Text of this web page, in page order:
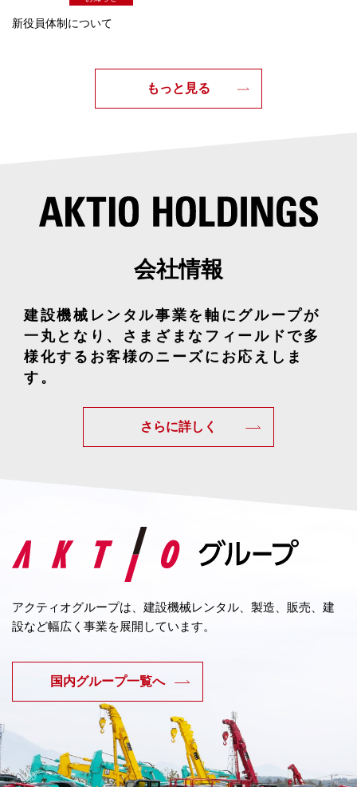
新役員体制について
もっと見る
会社情報
建設機械レンタル事業を軸に グループが
一丸となり、さまざまなフィールドで多
様化するお客様のニーズにお応えしま
す。
さらに詳しく
アクティオグループは、建設機械レンタル、製造、販売、建
設など幅広く事業を展開しています。
国内グループ一覧へ